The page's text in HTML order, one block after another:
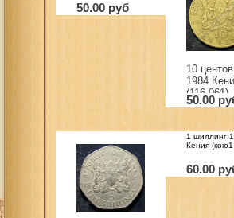
50.00 руб
10 центов
1984
(116-061)
50.00
1 шиллинг
Кения
60.00